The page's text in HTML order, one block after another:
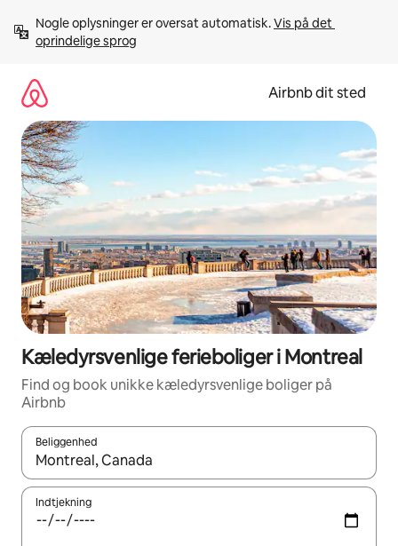
videre
Nogle oplysninger er oversat automatisk. Vis på det
oprindelige sprog
Airbnb dit sted
Kæledyrsvenlige ferieboliger i Montreal
Find og book unikke kæledyrsvenlige boliger på
Airbnb
Beliggenhed
Når resultaterne er tilgængelige, skal du navigere med
Indtjekning